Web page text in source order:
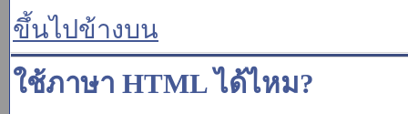
ขึ้นไปข้างบน
ใช้ภาษา HTML ได้ไหม?